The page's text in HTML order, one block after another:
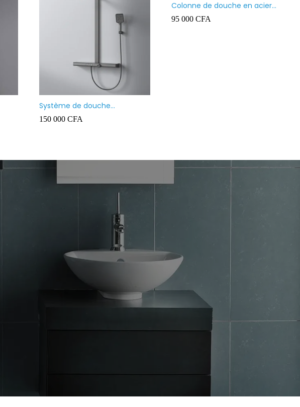
Système de douche
thermostatique avec douche à
effet pluie de tête, douchette
150 000 CFA
Colonne de douche en acier
inoxydable, multifonctions
avec Jets de Massage corporel,
95 000 CFA